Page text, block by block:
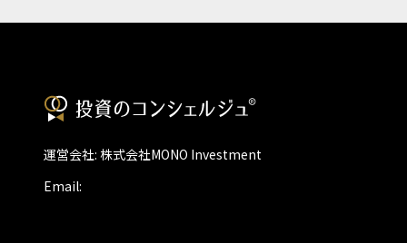
運営会社: 株式会社MONO Investment
Email: